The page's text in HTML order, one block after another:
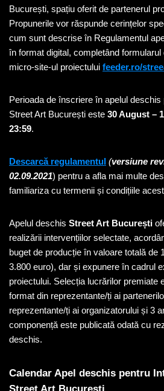
București, spațiu oferit de partenerul
Propunerile vor răspunde cerințelor
cum sunt descrise în Regulamentul
în format digital, completând
micro-site-ul proiectului feeder.ro/
Perioada de înscriere în apelul
Street Art București este 30 August –
23:59.
Descarcă regulamentul (versiune
02.09.2021) pentru a afla mai multe
familiariza cu termenii și condițiile
Apelul deschis Street Art București
realizării intervențiilor selectate,
buget de producție în valoare totală de
3.800 euro), dar și expunere în cadrul
proiectului. Selecția lucrărilor premiate
format din reprezentante/ți ai
reprezentante/ți ai organizatorului și 3
componență este publicată odată cu
deschis.
Calendar Apel deschis pentru
Street Art București